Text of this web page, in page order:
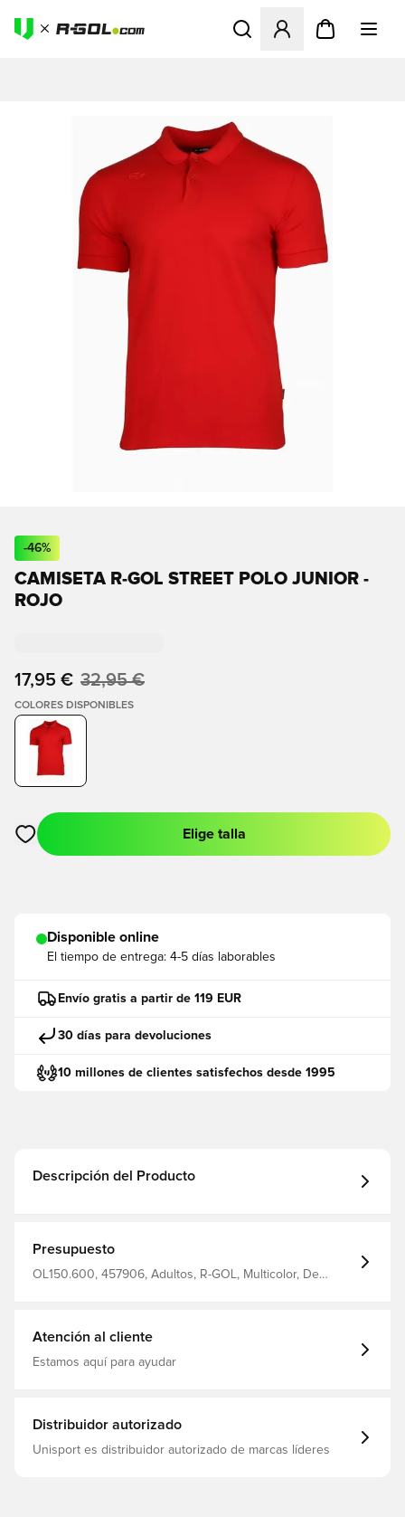
Abre un modal para iniciar
-46%
CAMISETA R-GOL STREET POLO JUNIOR -
ROJO
17,95 € 32,95 €
COLORES DISPONIBLES
Abre un modal para iniciar sesión o registrarse como miembro
Elige talla
Disponible online
El tiempo de entrega: 4-5 días laborables
Envío gratis a partir de 119 EUR
30 días para devoluciones
10 millones de clientes satisfechos desde 1995
Descripción del Producto
Presupuesto
OL150.600, 457906, Adultos, R-GOL, Multicolor, De
Atención al cliente
Estamos aquí para ayudar
Distribuidor autorizado
Unisport es distribuidor autorizado de marcas líderes